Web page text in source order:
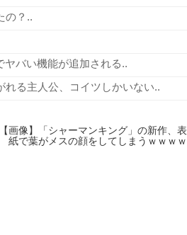
の？..
ヤバい機能が追加される..
る主人公、コイツしかいない..
【画像】「シャーマンキング」の新作、表
紙で葉がメスの顔をしてしまうｗｗｗｗ